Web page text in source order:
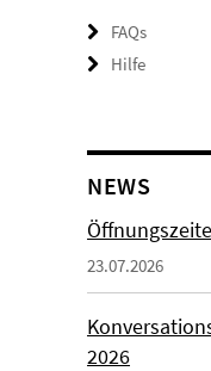
FAQs
Hilfe
NEWS
23.07.2026
2026